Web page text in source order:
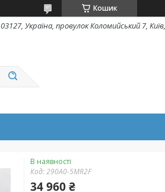
Кошик
03127, Україна, провулок Коломийський 7,
В наявності
Код:290A0-5MR2F
34 960 ₴